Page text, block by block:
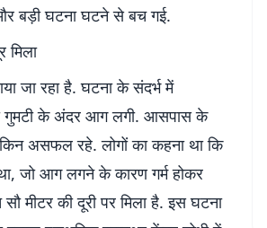
बड़ी घटना घटने से बच गई.
जा रहा है. घटना के संदर्भ में
गुमटी के अंदर आग लगी. आसपास के
असफल रहे. लोगों का कहना था कि
जो आग लगने के कारण गर्म होकर
मीटर की दूरी पर मिला है. इस घटना